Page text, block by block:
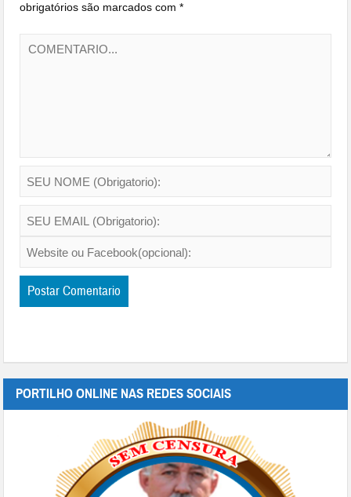
obrigatórios são marcados com*
PORTILHO ONLINE NAS REDES SOCIAIS